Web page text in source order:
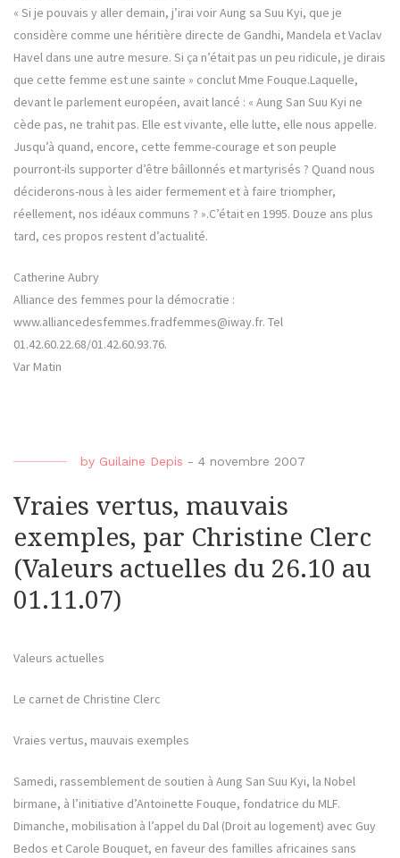
« Si je pouvais y aller demain, j’irai voir Aung sa Suu Kyi, que je
considère comme une héritière directe de Gandhi, Mandela et Vaclav
Havel dans une autre mesure. Si ça n’était pas un peu ridicule, je dirais
que cette femme est une sainte » conclut Mme Fouque.Laquelle,
devant le parlement européen, avait lancé : « Aung San Suu Kyi ne
cède pas, ne trahit pas. Elle est vivante, elle lutte, elle nous appelle.
Jusqu’à quand, encore, cette femme-courage et son peuple
pourront-ils supporter d’être bâillonnés et martyrisés ? Quand nous
déciderons-nous à les aider fermement et à faire triompher,
réellement, nos idéaux communs ? ».C’était en 1995. Douze ans plus
tard, ces propos restent d’actualité.
Catherine Aubry
Alliance des femmes pour la démocratie :
www.alliancedesfemmes.fradfemmes@iway.fr. Tel
01.42.60.22.68/01.42.60.93.76.
Var Matin
by Guilaine Depis - 4 novembre 2007
Vraies vertus, mauvais
exemples, par Christine Clerc
(Valeurs actuelles du 26.10 au
01.11.07)
Valeurs actuelles
Le carnet de Christine Clerc
Vraies vertus, mauvais exemples
Samedi, rassemblement de soutien à Aung San Suu Kyi, la Nobel
birmane, à l’initiative d’Antoinette Fouque, fondatrice du MLF.
Dimanche, mobilisation à l’appel du Dal (Droit au logement) avec Guy
Bedos et Carole Bouquet, en faveur des familles africaines sans